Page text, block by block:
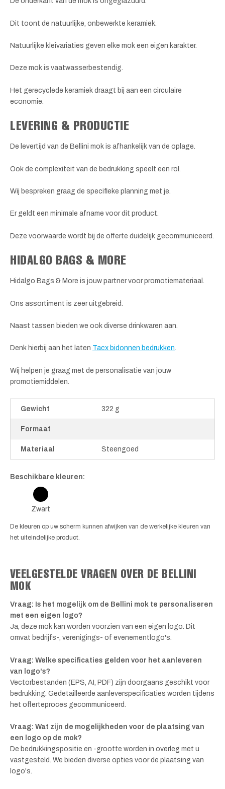
Dit toont de natuurlijke, onbewerkte keramiek.
Natuurlijke kleivariaties geven elke mok een eigen karakter.
Deze mok is vaatwasserbestendig.
Het gerecyclede keramiek draagt bij aan een circulaire
economie.
LEVERING & PRODUCTIE
De levertijd van de Bellini mok is afhankelijk van de oplage.
Ook de complexiteit van de bedrukking speelt een rol.
Wij bespreken graag de specifieke planning met je.
Er geldt een minimale afname voor dit product.
Deze voorwaarde wordt bij de offerte duidelijk gecommuniceerd.
HIDALGO BAGS & MORE
Hidalgo Bags & More is jouw partner voor promotiemateriaal.
Ons assortiment is zeer uitgebreid.
Naast tassen bieden we ook diverse drinkwaren aan.
Denk hierbij aan het laten Tacx bidonnen bedrukken.
Wij helpen je graag met de personalisatie van jouw
promotiemiddelen.
Gewicht 322 g
Formaat
Materiaal Steengoed
Beschikbare kleuren:
Zwart
De kleuren op uw scherm kunnen afwijken van de werkelijke kleuren van
het uiteindelijke product.
VEELGESTELDE VRAGEN OVER DE BELLINI
MOK
Vraag: Is het mogelijk om de Bellini mok te personaliseren
met een eigen logo?
Ja, deze mok kan worden voorzien van een eigen logo. Dit
omvat bedrijfs-, verenigings- of evenementlogo's.
Vraag: Welke specificaties gelden voor het aanleveren
van logo's?
Vectorbestanden (EPS, AI, PDF) zijn doorgaans geschikt voor
bedrukking. Gedetailleerde aanleverspecificaties worden tijdens
het offerteproces gecommuniceerd.
Vraag: Wat zijn de mogelijkheden voor de plaatsing van
een logo op de mok?
De bedrukkingspositie en -grootte worden in overleg met u
vastgesteld. We bieden diverse opties voor de plaatsing van
logo's.